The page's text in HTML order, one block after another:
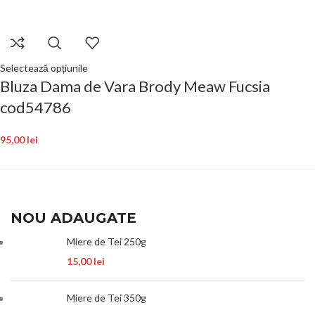
Selectează opțiunile
Bluza Dama de Vara Brody Meaw Fucsia
cod54786
95,00lei
NOU ADAUGATE
Miere de Tei 250g
15,00lei
Miere de Tei 350g